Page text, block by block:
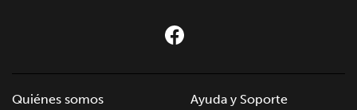
Quiénes somos
Ayuda y Soporte